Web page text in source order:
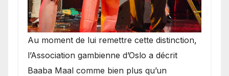
​Au moment de lui remettre cette distinction,
l’Association gambienne d’Oslo a décrit
Baaba Maal comme bien plus qu’un